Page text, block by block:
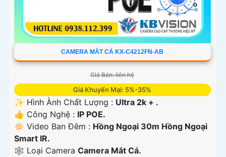
CAMERA MẮT CÁ KX-C4212FN-AB
Giá Bán: liên hệ
Giá Khuyến Mại: 5%-35%
✨ Hình Ành Chất Lượng : Ultra 2k + .
👍 Công Nghệ : IP POE.
🔅 Video Ban Đêm : Hồng Ngoại 30m Hồng Ngoại
Smart IR.
🕸️ Loại Camera Camera Mắt Cá.